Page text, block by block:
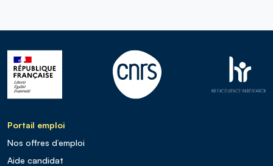
Portail emploi
Nos offres d’emploi
Aide candidat